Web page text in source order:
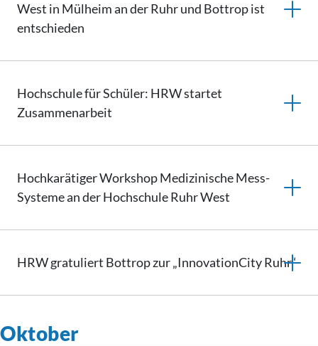
West in Mülheim an der Ruhr und Bottrop ist
entschieden
Hochschule für Schüler: HRW startet
Zusammenarbeit
Hochkarätiger Workshop Medizinische Mess-
Systeme an der Hochschule Ruhr West
HRW gratuliert Bottrop zur „InnovationCity Ruhr“
Oktober